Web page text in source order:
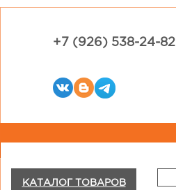
+7 (926) 538-24-82
КАТАЛОГ ТОВАРОВ